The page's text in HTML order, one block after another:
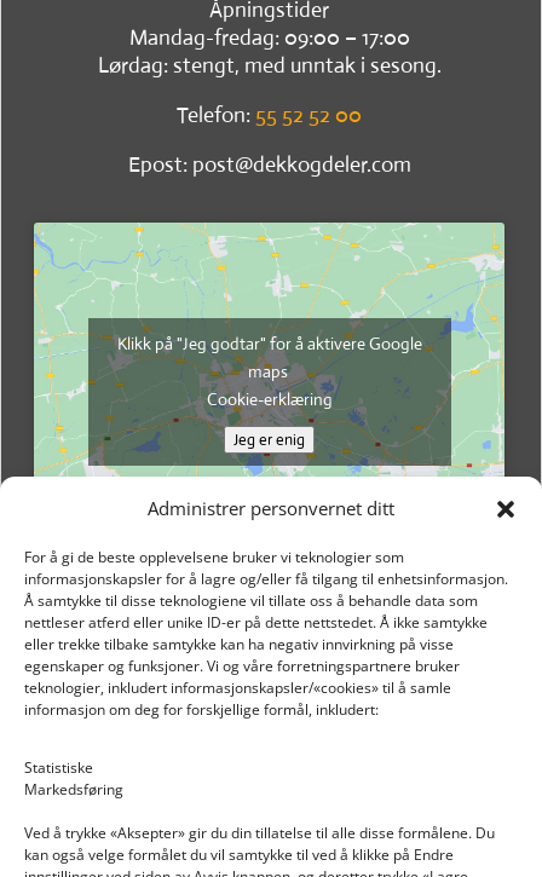
Administrer personvernet ditt
For å gi de beste opplevelsene bruker vi teknologier som
informasjonskapsler for å lagre og/eller få tilgang til enhetsinformasjon.
Å samtykke til disse teknologiene vil tillate oss å behandle data som
nettleser atferd eller unike ID-er på dette nettstedet. Å ikke samtykke
eller trekke tilbake samtykke kan ha negativ innvirkning på visse
egenskaper og funksjoner. Vi og våre forretningspartnere bruker
teknologier, inkludert informasjonskapsler/«cookies» til å samle
informasjon om deg for forskjellige formål, inkludert:
Statistiske
Markedsføring
Ved å trykke «Aksepter» gir du din tillatelse til alle disse formålene. Du
kan også velge formålet du vil samtykke til ved å klikke på Endre
Åpningstider
Mandag-fredag: 09:00 – 17:00
Lørdag: stengt, med unntak i sesong.
Telefon: 55 52 52 00
Epost: post@dekkogdeler.com
Klikk på "Jeg godtar" for å aktivere Google
maps
Cookie-erklæring
Jeg er enig